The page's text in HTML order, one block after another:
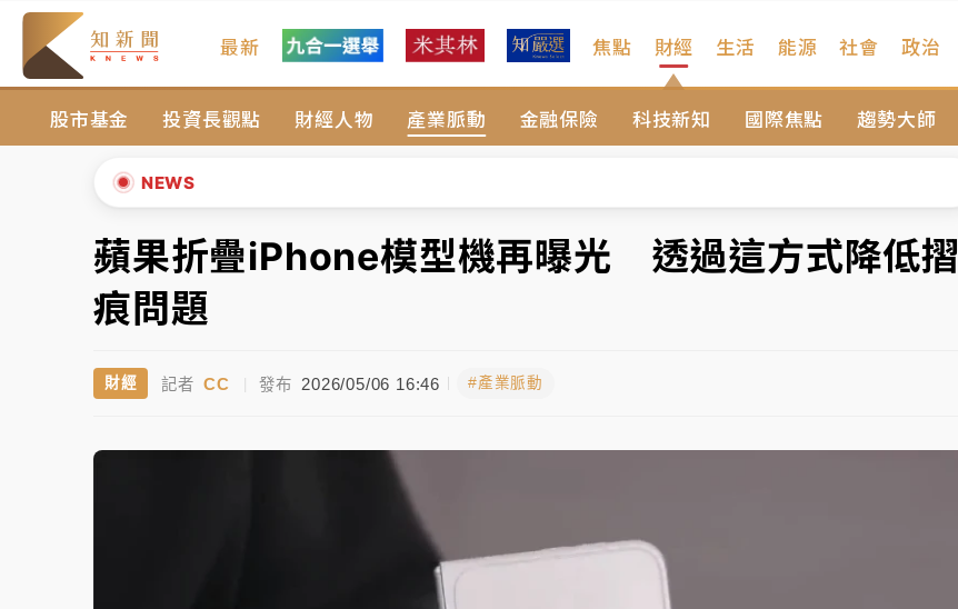
最新 焦點 財經
股市基金 投資長觀點 財經人物 產業脈動 金融保險 科技新知 國際焦點 趨勢大師
生活 能源 社會 政治
NEWS
暑假過三周才推「E宿新北打卡趣」！抽獎程序複雜 觀旅局回應了
中信慈善基金會想增加董事人數！辜仲諒向法院聲請遭駁 理由曝光
故宮《龍藏經》特展第2檔！今線上預約開賣一度塞車 周六起展出延長至晚上7時
女律師陳昱瑄詐慈濟10億！黃金158kg遭查扣畫面曝光
中信慈善基金會想增加董事人數！辜仲諒向法院聲請遭駁 理由曝光
故宮《龍藏經》特展第2檔！今線上預約開賣一度塞車 周六起展出延長至晚上7時
台東農業處長涉圖利渡假村！東檢抗告成功 今重開羈押庭
▲
▼
蘋果折疊iPhone模型機再曝光 透過這方式降低摺
痕問題
財經 記者 CC | 發布 2026/05/06 16:46 #產業脈動